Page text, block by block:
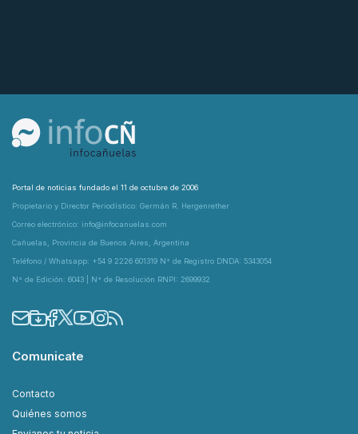
Portal de noticias fundado el 11 de octubre de 2006
Propietario y Director Periodístico: Germán R. Hergenrether
Correo electrónico: info@infocanuelas.com
Cañuelas, Provincia de Buenos Aires, Argentina
Teléfono / Whatsapp: +54 9 2226 601319 N° de Registro DNDA: 5343054
N° de Edición: 6043 | N° de Resolución RNPI: 2699932
Comunicate
Contacto
Quiénes somos